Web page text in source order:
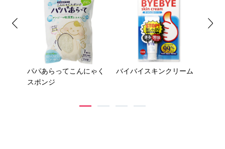
Previous
パパあらってこんにゃく
スポンジ
バイバイスキンクリーム